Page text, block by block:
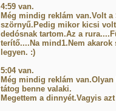
4:59 van.
Még mindig reklám van.Volt
szörnyű.Pedig mikor kicsi
dedósnak tartom.Az a
terítő....Na mind1.Nem
legyen. :)
5:04 van.
Még mindig reklám
tátog benne valaki.
Megettem a dinnyét.Vagyis